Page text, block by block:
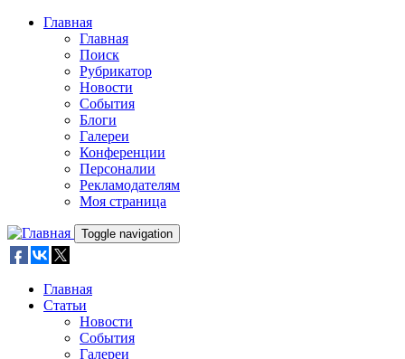
Skip to main content
Главная
Главная
Поиск
Рубрикатор
Новости
События
Блоги
Галереи
Конференции
Персоналии
Рекламодателям
Моя страница
Toggle navigation
Главная
Статьи
Новости
События
Галереи